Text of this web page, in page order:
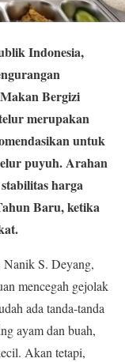
Indonesia,
Bergizi
merupakan
untuk
puyuh. Arahan
harga
Baru, ketika
S. Deyang,
mencegah gejolak
ada tanda-tanda
ayam dan buah,
Akan tetapi,